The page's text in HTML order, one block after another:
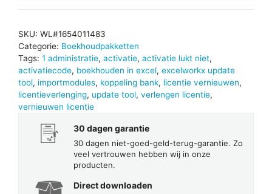
SKU: WL#1654011483
Categorie: Boekhoudpakketten
Tags: 1 administratie, activatie, activatie lukt niet,
activatiecode, boekhouden in excel, excelworkx update
tool, importmodules, koppeling bank, licentie vernieuwen,
licentieverlenging, update tool, verlengen licentie,
vernieuwen licentie
30 dagen garantie
30 dagen niet-goed-geld-terug-garantie. Zo
veel vertrouwen hebben wij in onze
producten.
Direct downloaden